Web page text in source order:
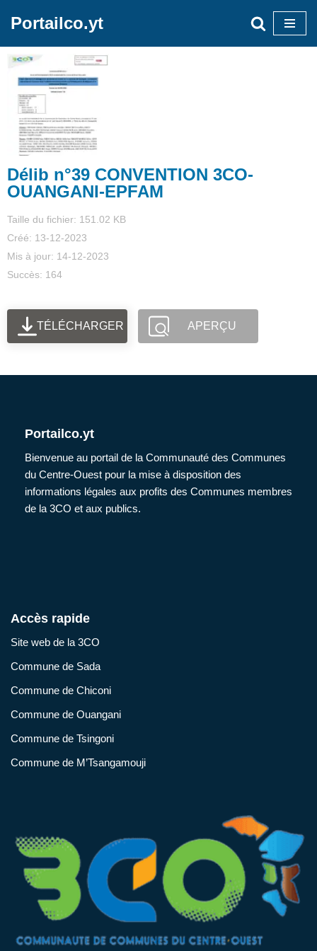
au
contenu
Portailco.yt
Délib n°39 CONVENTION 3CO-
OUANGANI-EPFAM
Taille du fichier: 151.02 KB
Créé: 13-12-2023
Mis à jour: 14-12-2023
Succès: 164
TÉLÉCHARGER APERÇU
Portailco.yt
Bienvenue au portail de la Communauté des Communes
du Centre-Ouest pour la mise à disposition des
informations légales aux profits des Communes membres
de la 3CO et aux publics.
Accès rapide
Site web de la 3CO
Commune de Sada
Commune de Chiconi
Commune de Ouangani
Commune de Tsingoni
Commune de M’Tsangamouji